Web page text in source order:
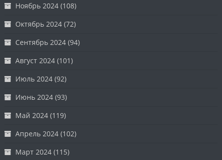
Ноябрь 2024 (108)
Октябрь 2024 (72)
Сентябрь 2024 (94)
Август 2024 (101)
Июль 2024 (92)
Июнь 2024 (93)
Май 2024 (119)
Апрель 2024 (102)
Март 2024 (115)